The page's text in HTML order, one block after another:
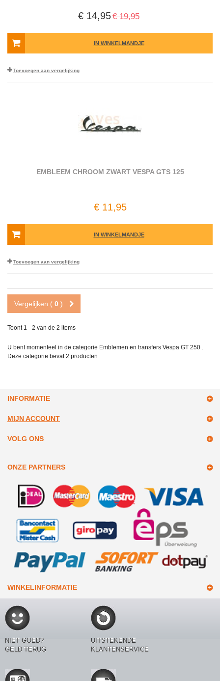
€ 14,95€ 19,95
IN WINKELMANDJE
Toevoegen aan vergelijking
EMBLEEM CHROOM ZWART VESPA GTS 125
€ 11,95
IN WINKELMANDJE
Toevoegen aan vergelijking
Vergelijken ( 0 )
Toont 1 - 2 van de 2 items
U bent momenteel in de categorie Emblemen en transfers Vespa GT 250 .
Deze categorie bevat2 producten
INFORMATIE
MIJN ACCOUNT
VOLG ONS
ONZE PARTNERS
WINKELINFORMATIE
NIET GOED?
GELD TERUG
UITSTEKENDE
KLANTENSERVICE